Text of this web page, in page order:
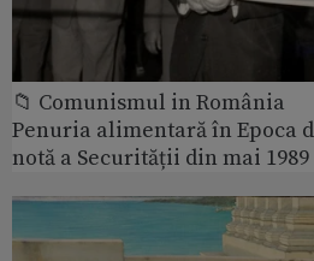
📁 Comunismul in România
Penuria alimentară în Epoca
notă a Securității din mai 1989